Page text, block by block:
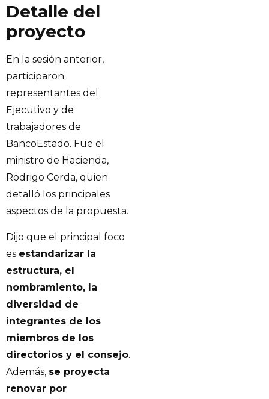
Detalle del
proyecto
En la sesión anterior,
participaron
representantes del
Ejecutivo y de
trabajadores de
BancoEstado. Fue el
ministro de Hacienda,
Rodrigo Cerda, quien
detalló los principales
aspectos de la propuesta.
Dijo que el principal foco
es estandarizar la
estructura, el
nombramiento, la
diversidad de
integrantes de los
miembros de los
directorios y el consejo.
Además, se proyecta
renovar por